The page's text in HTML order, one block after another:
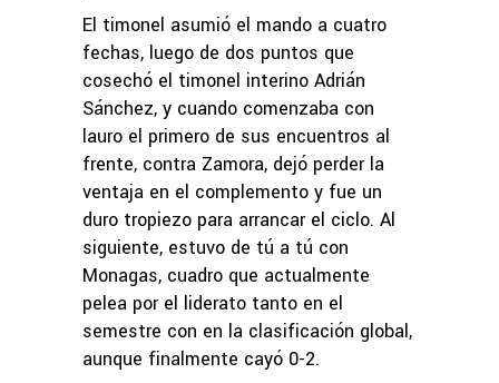
El timonel asumió el mando a cuatro
fechas, luego de dos puntos que
cosechó el timonel interino Adrián
Sánchez, y cuando comenzaba con
lauro el primero de sus encuentros al
frente, contra Zamora, dejó perder la
ventaja en el complemento y fue un
duro tropiezo para arrancar el ciclo. Al
siguiente, estuvo de tú a tú con
Monagas, cuadro que actualmente
pelea por el liderato tanto en el
semestre con en la clasificación global,
aunque finalmente cayó 0-2.